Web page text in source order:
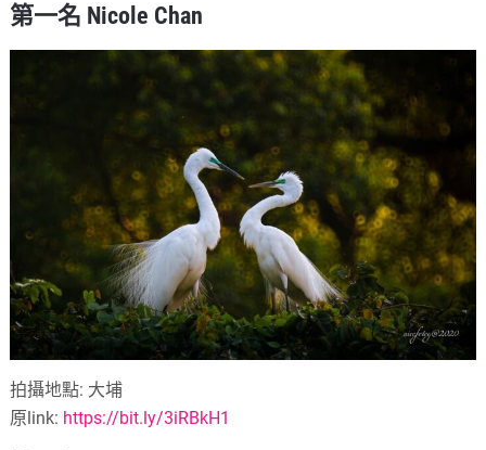
第一名 Nicole Chan
拍攝地點: 大埔
原link: https://bit.ly/3iRBkH1